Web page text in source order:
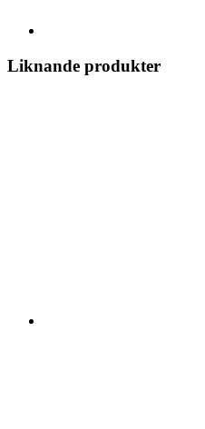
Liknande produkter